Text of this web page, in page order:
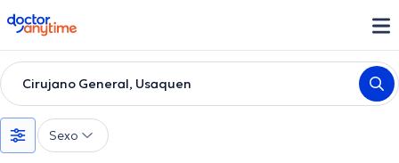
doctoranytime
Cirujano General, Usaquen
Sexo